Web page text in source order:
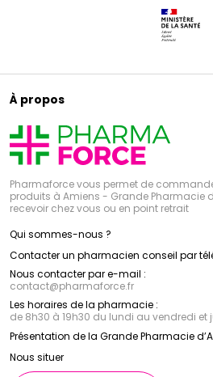
À propos
Pharmaforce vous permet de
produits à Amiens - Grande Pharmacie
recevoir chez vous ou en point retrait
Qui sommes-nous ?
Contacter un pharmacien conseil par
Nous contacter par e-mail :
contact@pharmaforce.fr
Les horaires de la pharmacie :
de 8h30 à 19h30 du lundi au vendredi et
Présentation de la Grande Pharmacie
Nous situer